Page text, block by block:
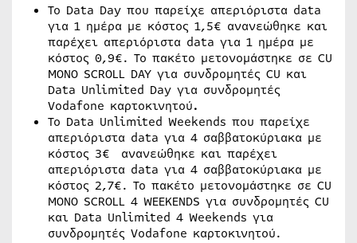
Το Data Day που παρείχε απεριόριστα data
για 1 ημέρα με κόστος 1,5€ ανανεώθηκε και
παρέχει απεριόριστα data για 1 ημέρα με
κόστος 0,9€. Το πακέτο μετονομάστηκε σε CU
MONO SCROLL DAY για συνδρομητές CU και
Data Unlimited Day για συνδρομητές
Vodafone καρτοκινητού.
Το Data Unlimited Weekends που παρείχε
απεριόριστα data για 4 σαββατοκύριακα με
κόστος 3€ ανανεώθηκε και παρέχει
απεριόριστα data για 4 σαββατοκύριακα με
κόστος 2,7€. Το πακέτο μετονομάστηκε σε CU
MONO SCROLL 4 WEEKENDS για συνδρομητές CU
και Data Unlimited 4 Weekends για
συνδρομητές Vodafone καρτοκινητού.